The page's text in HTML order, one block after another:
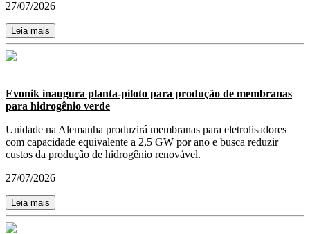
27/07/2026
Leia mais
Evonik inaugura planta-piloto para produção de membranas
para hidrogênio verde
Unidade na Alemanha produzirá membranas para eletrolisadores
com capacidade equivalente a 2,5 GW por ano e busca reduzir
custos da produção de hidrogênio renovável.
27/07/2026
Leia mais